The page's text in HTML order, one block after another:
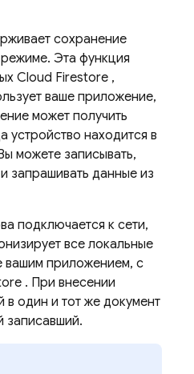
сохранение
Эта функция
Cloud Firestore ,
ваше приложение,
может получить
устройство находится в
можете записывать,
запрашивать данные из
подключается к сети,
все локальные
вашим приложением, с
. При внесении
в один и тот же документ
записавший.